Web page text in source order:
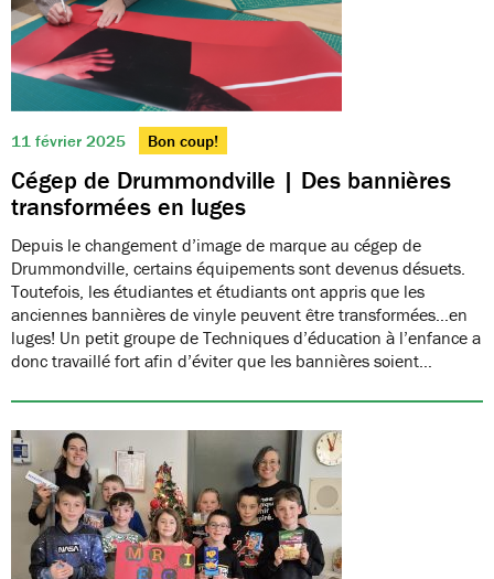
11 février 2025 Bon coup!
Cégep de Drummondville | Des bannières
transformées en luges
Depuis le changement d’image de marque au cégep de
Drummondville, certains équipements sont devenus désuets.
Toutefois, les étudiantes et étudiants ont appris que les
anciennes bannières de vinyle peuvent être transformées…en
luges! Un petit groupe de Techniques d’éducation à l’enfance a
donc travaillé fort afin d’éviter que les bannières soient…